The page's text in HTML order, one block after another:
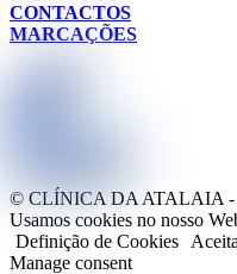
CONTACTOS
MARCAÇÕES
© CLÍNICA DA ATALAIA -
Usamos cookies no nosso
Definição de Cookies
Manage consent